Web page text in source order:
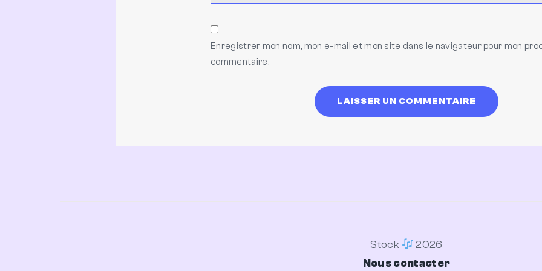
Enregistrer mon nom, mon e-mail et mon site dans le navigateur pour mon
commentaire.
Stock
2026
Nous contacter